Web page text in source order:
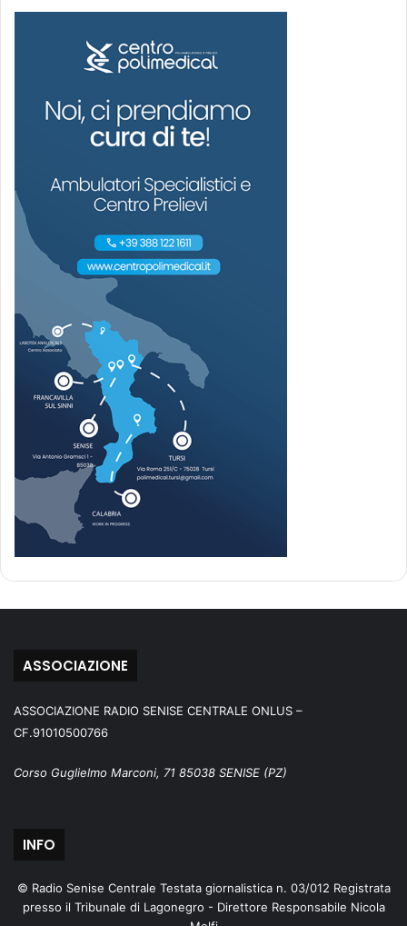
ASSOCIAZIONE
ASSOCIAZIONE RADIO SENISE CENTRALE ONLUS –
CF.91010500766
Corso Guglielmo Marconi, 71 85038 SENISE (PZ)
INFO
© Radio Senise Centrale Testata giornalistica n. 03/012 Registrata
presso il Tribunale di Lagonegro - Direttore Responsabile Nicola